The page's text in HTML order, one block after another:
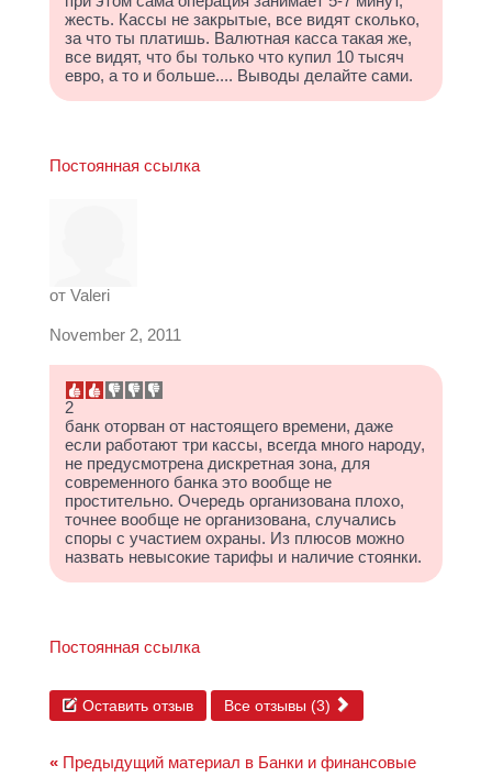
жесть. Кассы не закрытые, все видят сколько,
за что ты платишь. Валютная касса такая же,
все видят, что бы только что купил 10 тысяч
евро, а то и больше.... Выводы делайте сами.
Постоянная ссылка
от Valeri
November 2, 2011
2
банк оторван от настоящего времени, даже
если работают три кассы, всегда много народу,
не предусмотрена дискретная зона, для
современного банка это вообще не
простительно. Очередь организована плохо,
точнее вообще не организована, случались
споры с участием охраны. Из плюсов можно
назвать невысокие тарифы и наличие стоянки.
Постоянная ссылка
Оставить отзыв Все отзывы (3)
« Предыдущий материал в Банки и финансовые